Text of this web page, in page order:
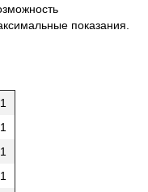
показания.
1
1
1
1